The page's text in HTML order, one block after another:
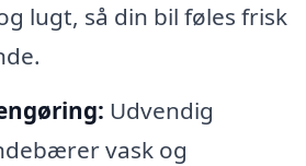
lugt, så din bil føles frisk
Udvendig
vask og